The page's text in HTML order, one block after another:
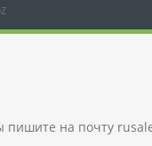
пишите на почту